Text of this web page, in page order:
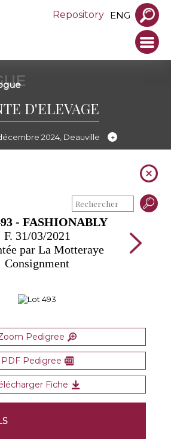
Repository ENG
D'ELEVAGE
2024, Deauville
- FASHIONABLY
F. 31/03/2021
par La Motteraye
Consignment
Pedigree
PDF Pedigree
Fiche